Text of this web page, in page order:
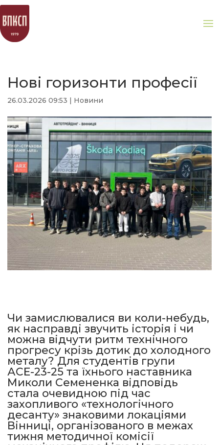
Нові горизонти професії
26.03.2026 09:53 Новини
Чи замислювалися ви коли-небудь,
як насправді звучить історія і чи
можна відчути ритм технічного
прогресу крізь дотик до холодного
металу? Для студентів групи
АСЕ-23-25 та їхнього наставника
Миколи Семененка відповідь
стала очевидною під час
захопливого «технологічного
десанту» знаковими локаціями
Вінниці, організованого в межах
тижня методичної комісії